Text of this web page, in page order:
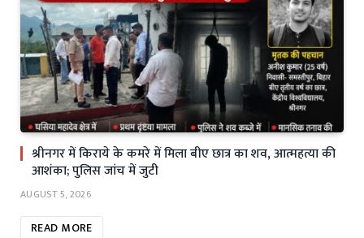
श्रीनगर में किराये के कमरे में मिला बीए छात्र का शव, आत्महत्या की
आशंका; पुलिस जांच में जुटी
AUGUST 5, 2026
READ MORE